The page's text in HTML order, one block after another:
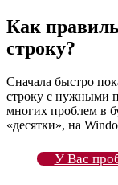
Как
строку?
Сначала быстро
строку с нужными
многих проблем в
«десятки», на
У Вас